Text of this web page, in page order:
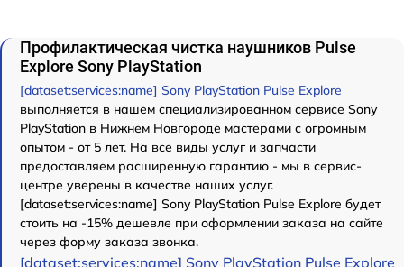
Профилактическая чистка наушников Pulse
Explore Sony PlayStation
[dataset:services:name] Sony PlayStation Pulse Explore
выполняется в нашем специализированном сервисе Sony
PlayStation в Нижнем Новгороде мастерами с огромным
опытом - от 5 лет. На все виды услуг и запчасти
предоставляем расширенную гарантию - мы в сервис-
центре уверены в качестве наших услуг.
[dataset:services:name] Sony PlayStation Pulse Explore будет
стоить на -15% дешевле при оформлении заказа на сайте
через форму заказа звонка.
[dataset:services:name] Sony PlayStation Pulse Explore